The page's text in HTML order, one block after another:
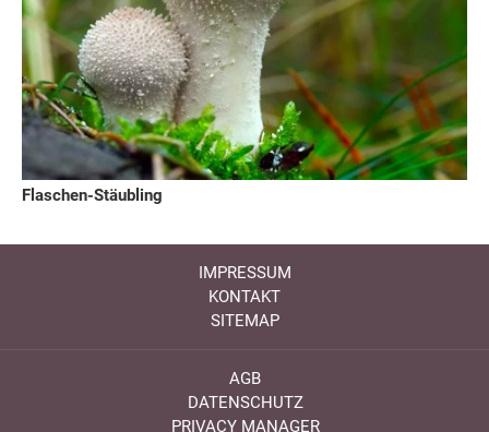
Flaschen-Stäubling
IMPRESSUM
KONTAKT
SITEMAP
AGB
DATENSCHUTZ
PRIVACY MANAGER